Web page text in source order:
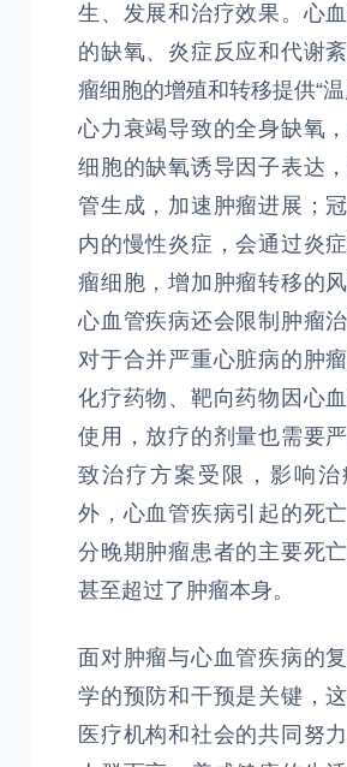
生、发展和治疗效果。心
的缺氧、炎症反应和代谢
瘤细胞的增殖和转移提供“温
心力衰竭导致的全身缺氧
细胞的缺氧诱导因子表达
管生成，加速肿瘤进展；
内的慢性炎症，会通过炎
瘤细胞，增加肿瘤转移的
心血管疾病还会限制肿瘤
对于合并严重心脏病的肿
化疗药物、靶向药物因心
使用，放疗的剂量也需要
致治疗方案受限，影响
外，心血管疾病引起的死
分晚期肿瘤患者的主要死
甚至超过了肿瘤本身。
面对肿瘤与心血管疾病的
学的预防和干预是关键，这
医疗机构和社会的共同努